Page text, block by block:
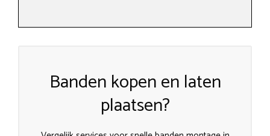
Banden kopen en laten
plaatsen?